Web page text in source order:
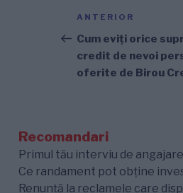
Navigare
în
articole
Articolul
anterior
ANTERIOR
Cum eviți orice
credit de nevoi
oferite de Birou
Recomandari
Primul tău interviu de
Ce randament pot obține
Renunță la reclamele care